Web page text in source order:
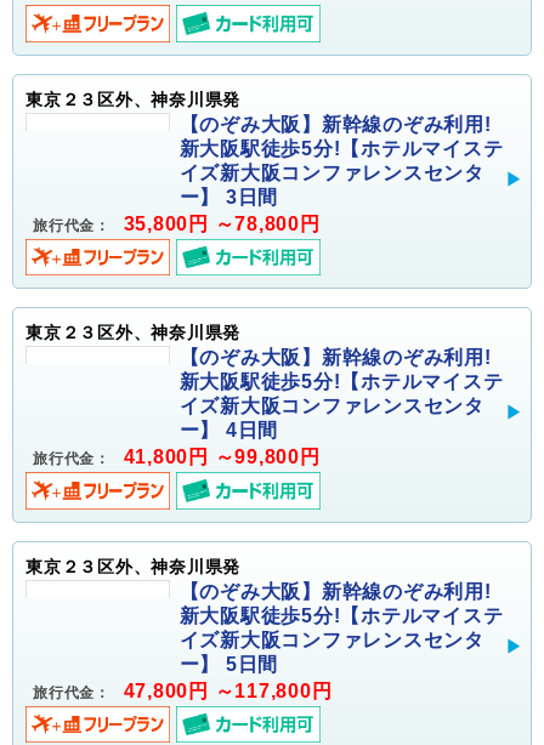
東京２３区外、神奈川県発
【のぞみ大阪】新幹線のぞみ利用!
新大阪駅徒歩5分!【ホテルマイステ
イズ新大阪コンファレンスセンタ
ー】 3日間
旅行代金： 35,800円 ～78,800円
東京２３区外、神奈川県発
【のぞみ大阪】新幹線のぞみ利用!
新大阪駅徒歩5分!【ホテルマイステ
イズ新大阪コンファレンスセンタ
ー】 4日間
旅行代金： 41,800円 ～99,800円
東京２３区外、神奈川県発
【のぞみ大阪】新幹線のぞみ利用!
新大阪駅徒歩5分!【ホテルマイステ
イズ新大阪コンファレンスセンタ
ー】 5日間
旅行代金： 47,800円 ～117,800円